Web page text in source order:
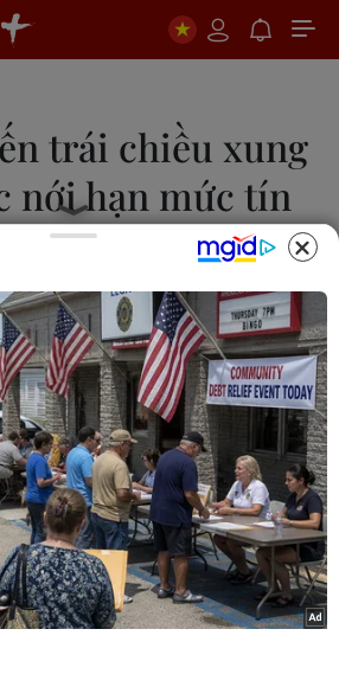
trái chiều xung
nới hạn mức tín
tiếp tục dựa vào nguồn vốn
chính để duy trì tăng trưởng
“con dao hai lưỡi” này luôn là
của nhà làm chính sách.